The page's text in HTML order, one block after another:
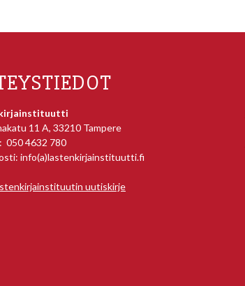
11 A, 33210 Tampere
050 4632 780
info(a)lastenkirjainstituutti.fi
uutiskirje